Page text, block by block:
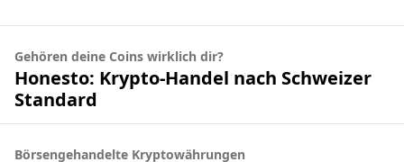
Gehören deine Coins wirklich dir?
Honesto: Krypto-Handel nach Schweizer
Standard
Börsengehandelte Kryptowährungen